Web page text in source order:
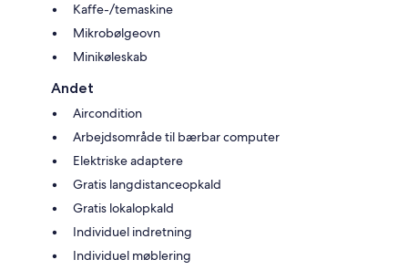
Kaffe-/temaskine
Mikrobølgeovn
Minikøleskab
Andet
Aircondition
Arbejdsområde til bærbar computer
Elektriske adaptere
Gratis langdistanceopkald
Gratis lokalopkald
Individuel indretning
Individuel møblering